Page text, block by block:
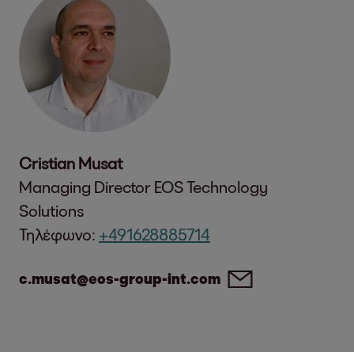
Cristian Musat
Managing Director EOS Technology
Solutions
Τηλέφωνο: +491628885714
c.musat@eos-group-int.com